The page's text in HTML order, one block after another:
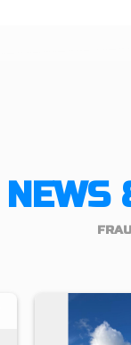
NEWS